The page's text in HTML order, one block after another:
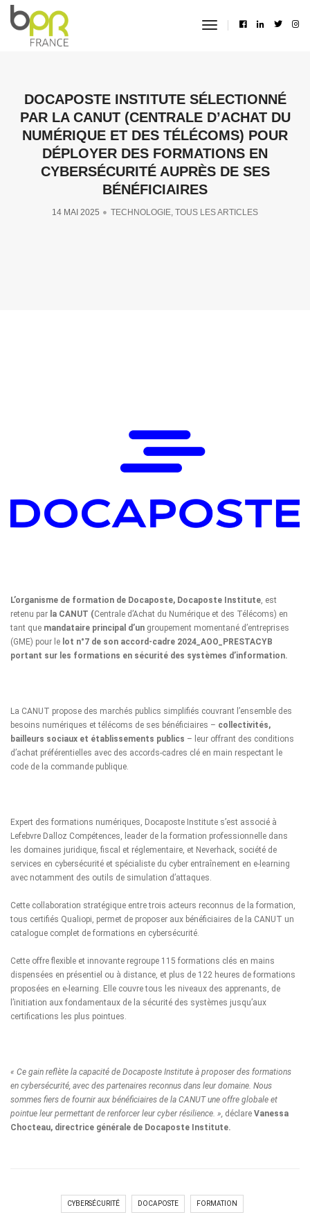
toggle
DOCAPOSTE INSTITUTE SÉLECTIONNÉ
PAR LA CANUT (CENTRALE D’ACHAT DU
NUMÉRIQUE ET DES TÉLÉCOMS) POUR
DÉPLOYER DES FORMATIONS EN
CYBERSÉCURITÉ AUPRÈS DE SES
BÉNÉFICIAIRES
14 MAI 2025 TECHNOLOGIE, TOUS LES ARTICLES
L’organisme de formation de Docaposte, Docaposte Institute , est
retenu par la CANUT (Centrale d’Achat du Numérique et des Télécoms) en
tant que mandataire principal d’un groupement momentané d’entreprises
(GME) pour le lot n°7 de son accord-cadre 2024_AOO_PRESTACYB
portant sur les formations en sécurité des systèmes d’information.
La CANUT propose des marchés publics simplifiés couvrant l’ensemble des
besoins numériques et télécoms de ses bénéficiaires – collectivités,
bailleurs sociaux et établissements publics – leur offrant des conditions
d’achat préférentielles avec des accords-cadres clé en main respectant le
code de la commande publique.
Expert des formations numériques, Docaposte Institute s’est associé à
Lefebvre Dalloz Compétences, leader de la formation professionnelle dans
les domaines juridique, fiscal et réglementaire, et Neverhack, société de
services en cybersécurité et spécialiste du cyber entraînement en e-learning
avec notamment des outils de simulation d’attaques.
Cette collaboration stratégique entre trois acteurs reconnus de la formation,
tous certifiés Qualiopi, permet de proposer aux bénéficiaires de la CANUT un
catalogue complet de formations en cybersécurité.
Cette offre flexible et innovante regroupe 115 formations clés en mains
dispensées en présentiel ou à distance, et plus de 122 heures de formations
proposées en e-learning. Elle couvre tous les niveaux des apprenants, de
l’initiation aux fondamentaux de la sécurité des systèmes jusqu’aux
certifications les plus pointues.
« Ce gain reflète la capacité de Docaposte Institute à proposer des formations
en cybersécurité, avec des partenaires reconnus dans leur domaine. Nous
sommes fiers de fournir aux bénéficiaires de la CANUTune offre globale et
pointue leur permettant de renforcer leur cyber résilience. », déclare Vanessa
Chocteau, directrice générale de Docaposte Institute.
CYBERSÉCURITÉ DOCAPOSTE FORMATION